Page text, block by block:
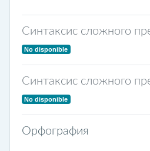
Синтаксис сложного
No disponible
Синтаксис сложного
No disponible
Орфография